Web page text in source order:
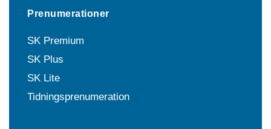
Prenumerationer
SK Premium
SK Plus
SK Lite
Tidningsprenumeration